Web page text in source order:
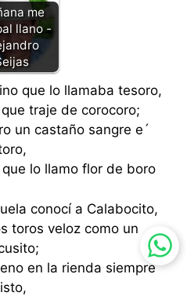
me
llano -
que lo llamaba tesoro,
traje de corocoro;
un castaño sangre e´
lo llamo flor de boro
conocí a Calabocito,
toros veloz como un
en la rienda siempre